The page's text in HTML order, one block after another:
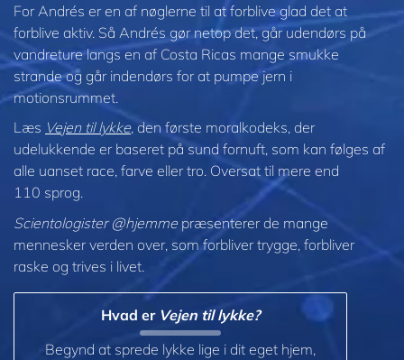
For Andrés er en af nøglerne til at forblive glad det at
forblive aktiv. Så Andrés gør netop det, går udendørs på
vandreture langs en af Costa Ricas mange smukke
strande og går indendørs for at pumpe jern i
motionsrummet.
Læs Vejen til lykke, den første moralkodeks, der
udelukkende er baseret på sund fornuft, som kan følges af
alle uanset race, farve eller tro. Oversat til mere end
110 sprog.
Scientologister @hjemmepræsenterer de mange
mennesker verden over, som forbliver trygge, forbliver
raske og trives i livet.
Hvad er Vejen til lykke?
Begynd at sprede lykke lige i dit eget hjem,